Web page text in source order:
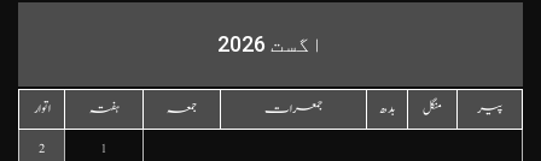
اگست 2026
پیر منگل بدھ جمعرات جمعہ ہفتہ
اتوار
1
2